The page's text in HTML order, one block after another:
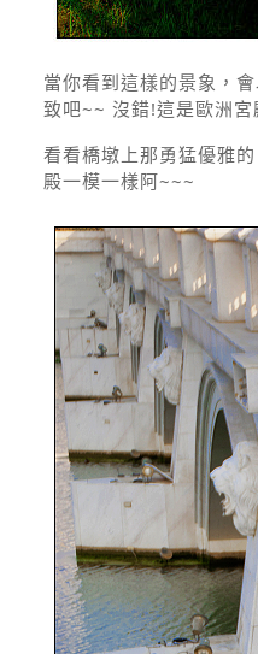
當你看到這樣的景象，
致吧~~ 沒錯!這是歐洲宮
看看橋墩上那勇猛優雅
殿一模一樣阿~~~